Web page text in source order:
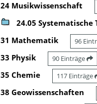
24 Musikwissenschaft
24.05
31 Mathematik 96
33 Physik 90 Einträge
35 Chemie 117 Einträge
38 Geowissenschaften